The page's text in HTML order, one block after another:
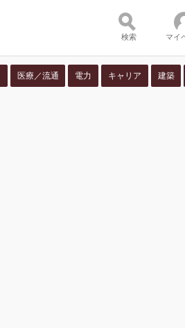
検索 マイ
医療／流通 電力 キャリア 建築